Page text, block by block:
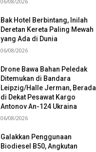
Bak Hotel Berbintang, Inilah
Deretan Kereta Paling Mewah
yang Ada di Dunia
06/08/2026
Drone Bawa Bahan Peledak
Ditemukan di Bandara
Leipzig/Halle Jerman, Berada
di Dekat Pesawat Kargo
Antonov An-124 Ukraina
06/08/2026
Galakkan Penggunaan
Biodiesel B50, Angkutan